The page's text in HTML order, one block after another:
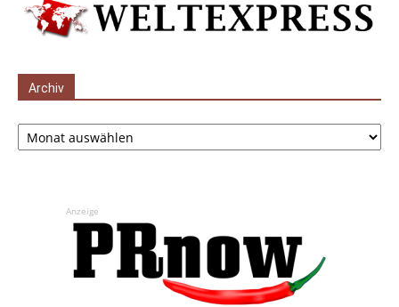
Archiv
Archiv
Anzeige